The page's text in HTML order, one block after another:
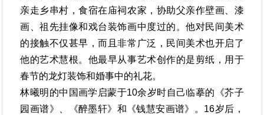
亲走乡串村，食宿在庙祠农家，协助父亲作壁画、漆
画、祖先挂像和戏台装饰画中度过的。他对民间美术
的接触不仅甚早，而且非常广泛，民间美术也开启了
他的艺术慧根。他最早从事艺术创作的是剪纸，用于
春节的龙灯装饰和婚事中的礼花。
林曦明的中国画学启蒙于10余岁时自己临摹的《芥子
园画谱》、《醉墨轩》和《钱慧安画谱》。16岁后，